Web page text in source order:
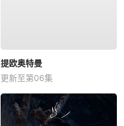
提欧奥特曼
更新至第06集